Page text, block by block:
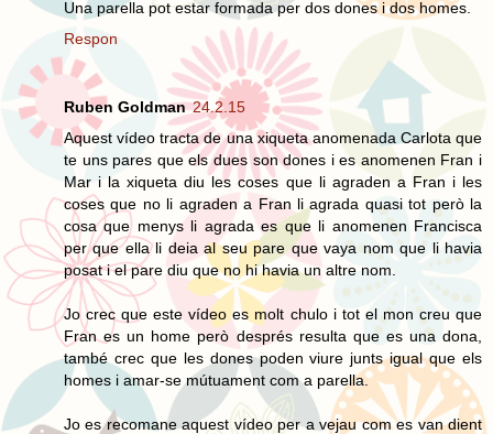
Una parella pot estar formada per dos dones i dos homes.
Respon
Ruben Goldman 24.2.15
Aquest vídeo tracta de una xiqueta anomenada Carlota que
te uns pares que els dues son dones i es anomenen Fran i
Mar i la xiqueta diu les coses que li agraden a Fran i les
coses que no li agraden a Fran li agrada quasi tot però la
cosa que menys li agrada es que li anomenen Francisca
per que ella li deia al seu pare que vaya nom que li havia
posat i el pare diu que no hi havia un altre nom.
Jo crec que este vídeo es molt chulo i tot el mon creu que
Fran es un home però després resulta que es una dona,
també crec que les dones poden viure junts igual que els
homes i amar-se mútuament com a parella.
Jo es recomane aquest vídeo per a vejau com es van dient